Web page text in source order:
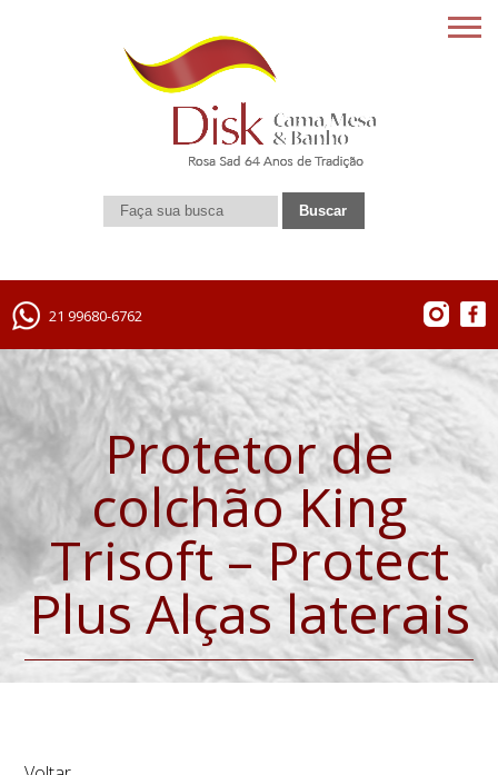
21 99680-6762
Protetor de
colchão King
Trisoft – Protect
Plus Alças laterais